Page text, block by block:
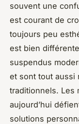
souvent une
est courant de
toujours peu
est bien
suspendus
et sont tout aussi
traditionnels. Les
aujourd’hui
solutions